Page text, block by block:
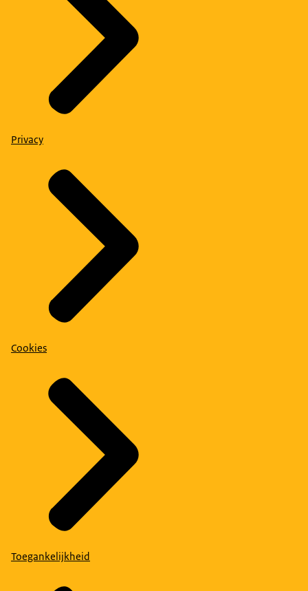
Privacy
Cookies
Toegankelijkheid